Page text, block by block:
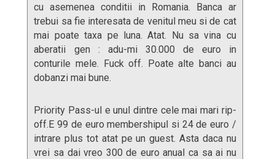
cu asemenea conditii in Romania. Banca ar
trebui sa fie interesata de venitul meu si de cat
mai poate taxa pe luna. Atat. Nu sa vina cu
aberatii gen : adu-mi 30.000 de euro in
conturile mele. Fuck off. Poate alte banci au
dobanzi mai bune.
Priority Pass-ul e unul dintre cele mai mari rip-
off.E 99 de euro membershipul si 24 de euro /
intrare plus tot atat pe un guest. Asta daca nu
vrei sa dai vreo 300 de euro anual ca sa ai nu